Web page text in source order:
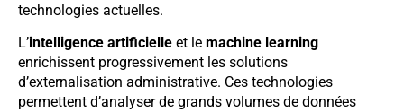
technologies actuelles.
L’intelligence artificielle et le machine learning
enrichissent progressivement les solutions
d’externalisation administrative. Ces technologies
permettent d’analyser de grands volumes de données